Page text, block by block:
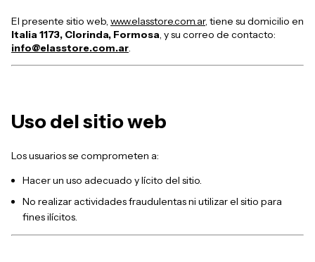
El presente sitio web, www.elasstore.com.ar, tiene su domicilio en
Italia 1173, Clorinda, Formosa, y su correo de contacto:
info@elasstore.com.ar.
Uso del sitio web
Los usuarios se comprometen a:
Hacer un uso adecuado y lícito del sitio.
No realizar actividades fraudulentas ni utilizar el sitio para
fines ilícitos.